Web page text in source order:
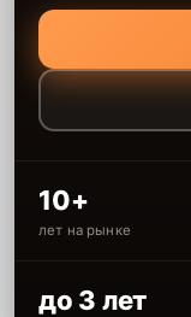
10+
лет на рынке
до 3 лет